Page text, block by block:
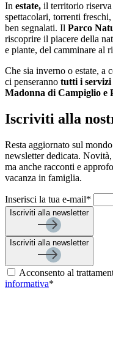
In estate, il territorio riserva
spettacolari, torrenti
ben segnalati. Il Parco
riscoprire il piacere della
e piante, del camminare al
Che sia inverno o estate, a
ci penseranno tutti i servizi
Madonna di Campiglio e
Iscriviti alla
Resta aggiornato sul
newsletter dedicata.
ma anche racconti e
vacanza in famiglia.
Inserisci la tua e-mail*
Iscriviti alla newsletter
Iscriviti alla newsletter
Acconsento al
informativa*